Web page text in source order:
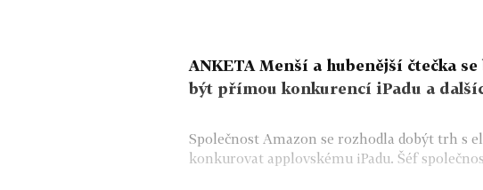
ANKETA Menší a hubenější čtečka
být přímou konkurencí iPadu a
Společnost Amazon se rozhodla dobýt trh s
konkurovat applovskému iPadu. Šéf